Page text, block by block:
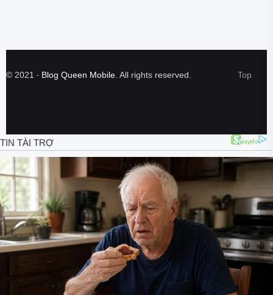
© 2021 ‧ Blog Queen Mobile . All rights reserved.